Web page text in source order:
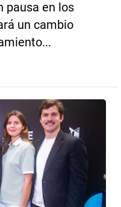
pausa en los
un cambio